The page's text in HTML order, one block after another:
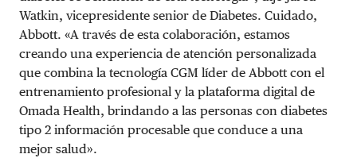
Watkin, vicepresidente senior de Diabetes. Cuidado,
Abbott. «A través de esta colaboración, estamos
creando una experiencia de atención personalizada
que combina la tecnología CGM líder de Abbott con el
entrenamiento profesional y la plataforma digital de
Omada Health, brindando a las personas con diabetes
tipo 2 información procesable que conduce a una
mejor salud».